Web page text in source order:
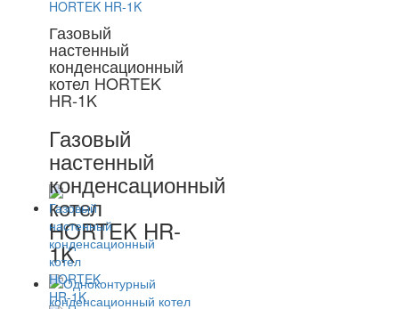
Газовый
настенный
конденсационный
котел HORTEK
HR-1K
Газовый
настенный
конденсационный
котел
HORTEK HR-
1K